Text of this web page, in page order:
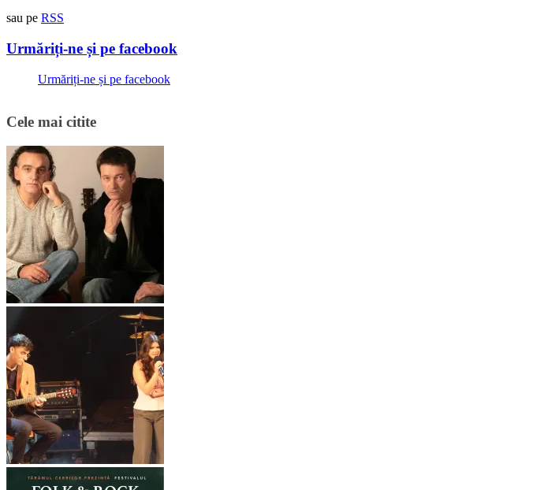
sau pe RSS
Urmăriți-ne și pe facebook
Urmăriți-ne și pe facebook
Cele mai citite